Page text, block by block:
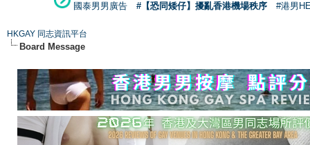
國泰男男廣告
#【恐同矮仔】擾亂香港機場秩序 #港男
HKGAY 同志資訊平台
Board Message